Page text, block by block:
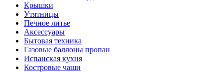
Крышки
Утятницы
Печное литье
Аксессуары
Бытовая техника
Газовые баллоны пропан
Испанская кухня
Костровые чаши